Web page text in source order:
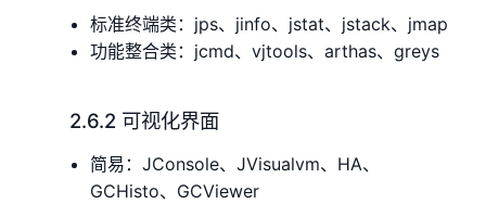
标准终端类：jps、jinfo、jstat、jstack、jmap
功能整合类：jcmd、vjtools、arthas、greys
2.6.2 可视化界面
简易：JConsole、JVisualvm、HA、
GCHisto、GCViewer